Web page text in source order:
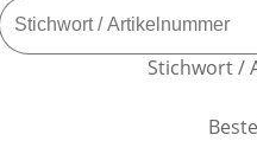
Stichwort /